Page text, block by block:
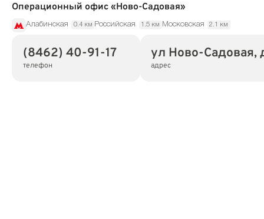
Операционный офис «Ново-Садовая»
Алабинская 0.4 км Российская 1.5 км Московская 2.1 км
(8462) 40-91-17
телефон
ул Ново-Садовая,
адрес